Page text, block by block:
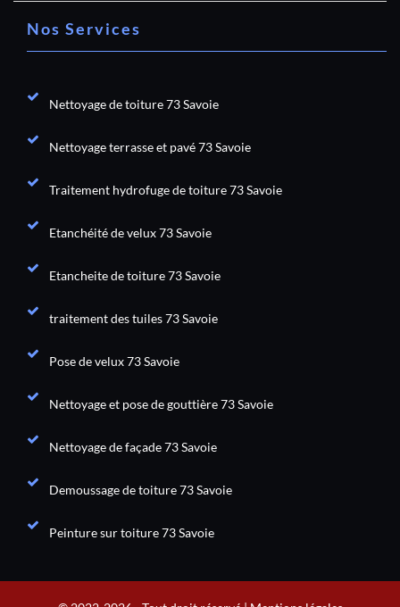
Nos Services
Nettoyage de toiture 73 Savoie
Nettoyage terrasse et pavé 73 Savoie
Traitement hydrofuge de toiture 73 Savoie
Etanchéité de velux 73 Savoie
Etancheite de toiture 73 Savoie
traitement des tuiles 73 Savoie
Pose de velux 73 Savoie
Nettoyage et pose de gouttière 73 Savoie
Nettoyage de façade 73 Savoie
Demoussage de toiture 73 Savoie
Peinture sur toiture 73 Savoie